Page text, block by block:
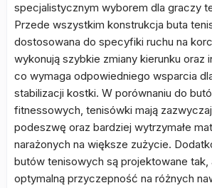
specjalistycznym wyborem dla graczy
Przede wszystkim konstrukcja buta
dostosowana do specyfiki ruchu na
wykonują szybkie zmiany kierunku oraz
co wymaga odpowiedniego wsparcia
stabilizacji kostki. W porównaniu do
fitnessowych, tenisówki mają
podeszwę oraz bardziej wytrzymałe
narażonych na większe zużycie.
butów tenisowych są projektowane tak,
optymalną przyczepność na różnych